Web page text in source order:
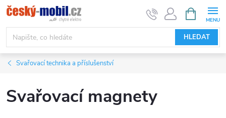
Přejít
na
obsah
HLEDAT
NÁKUPNÍ
KOŠÍK
Svařovací technika a příslušenství
Svařovací magnety